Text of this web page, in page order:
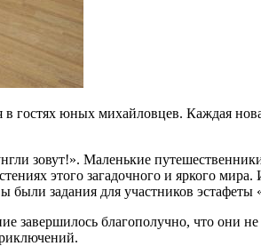
юных михайловцев. Каждая
зовут!». Маленькие
этого загадочного и яркого
были задания для участников
завершилось благополучно, что они